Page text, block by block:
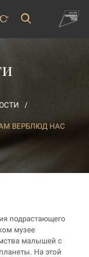
ВЕРБЛЮД НАС
подрастающего
музее
малышей с
На этой